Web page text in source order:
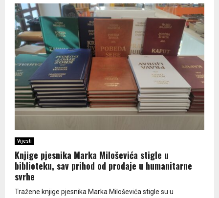
Vijesti
Knjige pjesnika Marka Miloševića stigle u
biblioteku, sav prihod od prodaje u humanitarne
svrhe
Tražene knjige pjesnika Marka Miloševića stigle su u